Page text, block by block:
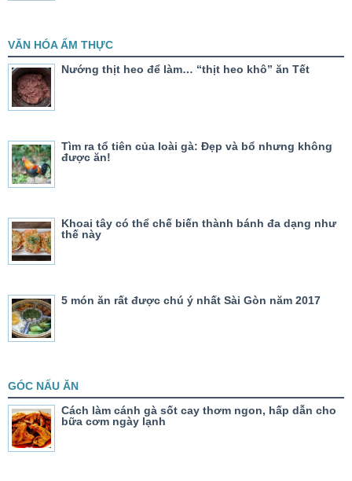
VĂN HÓA ẨM THỰC
Nướng thịt heo để làm… “thịt heo khô” ăn Tết
Tìm ra tổ tiên của loài gà: Đẹp và bổ nhưng không
được ăn!
Khoai tây có thể chế biến thành bánh đa dạng như
thế này
5 món ăn rất được chú ý nhất Sài Gòn năm 2017
GÓC NẤU ĂN
Cách làm cánh gà sốt cay thơm ngon, hấp dẫn cho
bữa cơm ngày lạnh